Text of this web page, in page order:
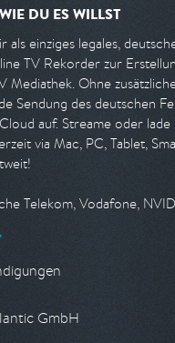
DU ES WILLST
als einziges legales,
TV Rekorder zur
Mediathek. Ohne
Sendung des deutschen
auf. Streame oder lade
via Mac, PC, Tablet,
Telekom, Vodafone,
GmbH